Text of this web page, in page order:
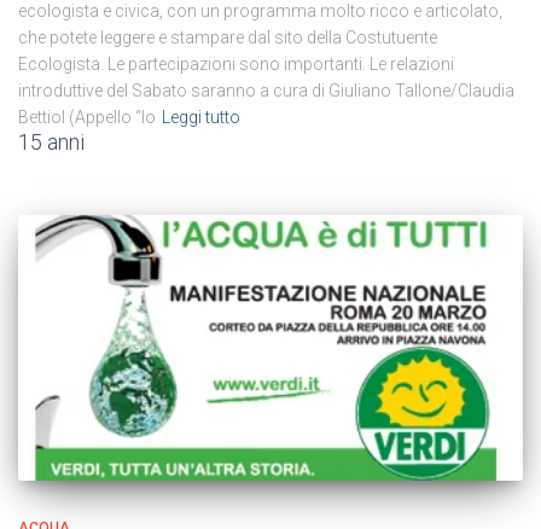
ecologista e civica, con un programma molto ricco e articolato,
che potete leggere e stampare dal sito della Costutuente
Ecologista. Le partecipazioni sono importanti. Le relazioni
introduttive del Sabato saranno a cura di Giuliano Tallone/Claudia
Bettiol (Appello “Io Leggi tutto
15 anni